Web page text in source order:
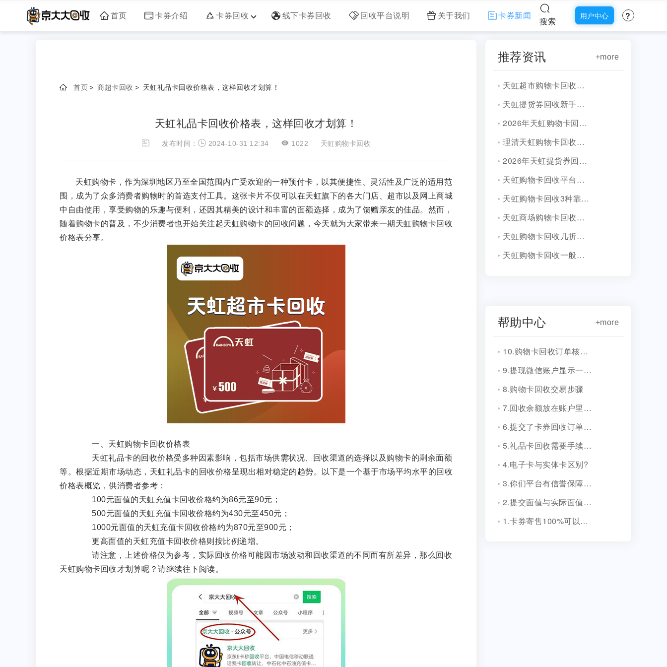
首页 卡券介绍 卡券回收 线下卡券回收 回收平台说明 关于我们 卡券新闻
搜索
用户中心 ?
首页> 商超卡回收 > 天虹礼品卡回收价格表，这样回收才划算！
天虹礼品卡回收价格表，这样回收才划算！
发布时间： 2024-10-31 12:34 1022 天虹购物卡回收
天虹购物卡，作为深圳地区乃至全国范围内广受欢迎的一种预付卡，以其便捷性、灵活性及广泛的适用范
围，成为了众多消费者购物时的首选支付工具。这张卡片不仅可以在天虹旗下的各大门店、超市以及网上商城
中自由使用，享受购物的乐趣与便利，还因其精美的设计和丰富的面额选择，成为了馈赠亲友的佳品。然而，
随着购物卡的普及，不少消费者也开始关注起天虹购物卡的回收问题，今天就为大家带来一期天虹购物卡回收
价格表分享。
一、天虹购物卡回收价格表
天虹礼品卡的回收价格受多种因素影响，包括市场供需状况、回收渠道的选择以及购物卡的剩余面额
等。根据近期市场动态，天虹礼品卡的回收价格呈现出相对稳定的趋势。以下是一个基于市场平均水平的回收
价格表概览，供消费者参考：
100元面值的天虹充值卡回收价格约为86元至90元；
500元面值的天虹充值卡回收价格约为430元至450元；
1000元面值的天虹充值卡回收价格约为870元至900元；
更高面值的天虹充值卡回收价格则按比例递增。
请注意，上述价格仅为参考，实际回收价格可能因市场波动和回收渠道的不同而有所差异，那么回收
天虹购物卡回收才划算呢？请继续往下阅读。
推荐资讯 +more
天虹超市购物卡回收哪家好，深析三家优质热门平台！
天虹提货券回收新手教程，三家高性价比平台盘点！
2026年天虹购物卡回收平台选择指南!
理清天虹购物卡回收操作流程思路！
2026年天虹提货券回收几种常见方式？这份实用指南请收好！
天虹购物卡回收平台盘点！
天虹购物卡回收3种靠谱方式！
天虹商场购物卡回收多少钱（2026新）
天虹购物卡回收几折优惠（2026新折扣）
天虹购物卡回收一般多少钱（2026新折扣）
帮助中心 +more
10.购物卡回收订单核销会有消息通知吗？
9.提现微信账户显示一串字符是什么？
8.购物卡回收交易步骤
7.回收余额放在账户里安全吗？
6.提交了卡券回收订单，多久到账？
5.礼品卡回收需要手续费吗?
4.电子卡与实体卡区别?
3.你们平台有信誉保障吗？
2.提交面值与实际面值不一致，怎么办？
1.卡券寄售100%可以成功吗？